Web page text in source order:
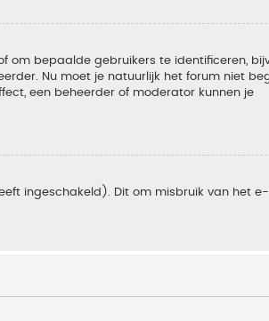
om bepaalde gebruikers te identificeren,
Nu moet je natuurlijk het forum niet
een beheerder of moderator kunnen je
ingeschakeld). Dit om misbruik van het e-